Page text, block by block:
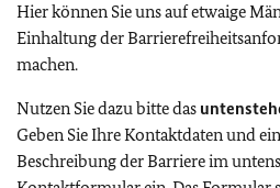
Hier können Sie uns auf etwaige
Einhaltung der
machen.
Nutzen Sie dazu bitte das
Geben Sie Ihre Kontaktdaten und
Beschreibung der Barriere im